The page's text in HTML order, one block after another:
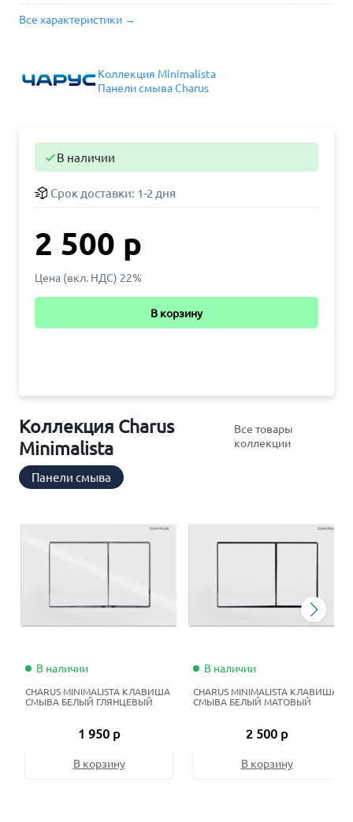
Все характеристики →
Коллекция Minimalista
Панели смыва Charus
В наличии
Срок доставки: 1-2 дня
2 500 р
Цена (вкл. НДС) 22%
В корзину
Коллекция Charus
Minimalista
Все товары
коллекции
Панели смыва
В наличии
CHARUS MINIMALISTA КЛАВИША
СМЫВА БЕЛЫЙ ГЛЯНЦЕВЫЙ
1 950 р
В корзину
В наличии
CHARUS MINIMALISTA КЛАВИША
СМЫВА БЕЛЫЙ МАТОВЫЙ
2 500 р
В корзину